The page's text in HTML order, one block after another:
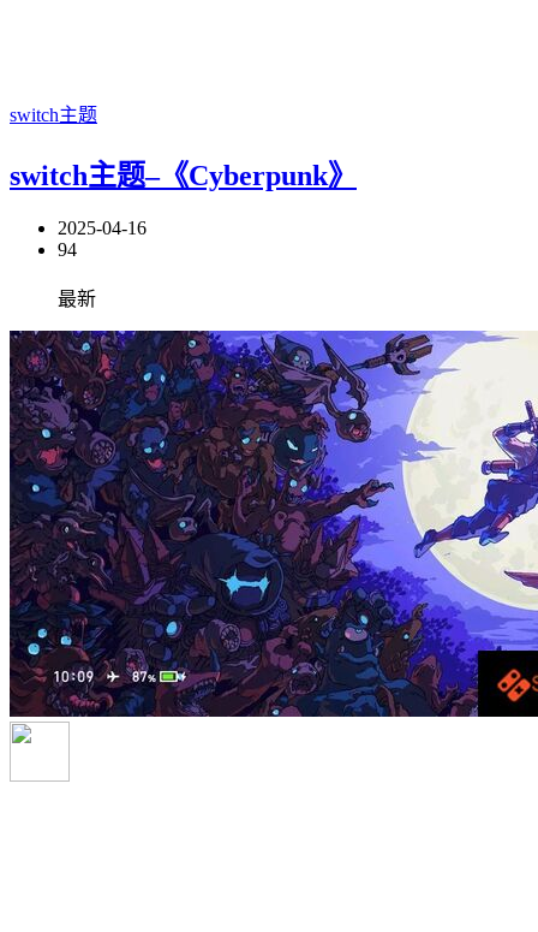
switch主题
switch主题–《Cyberpunk》
2025-04-16
94
最新